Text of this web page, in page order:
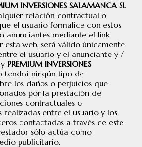
INVERSIONES SALAMANCA SL
relación contractual o
el usuario formalice con estos
anunciantes mediante el link
web, será válido únicamente
el usuario y el anunciante y /
yPREMIUM INVERSIONES
tendrá ningún tipo de
los daños o perjuicios que
por la prestación de
contractuales o
entre el usuario y los
contactadas a través de este
sólo actúa como
publicitario.